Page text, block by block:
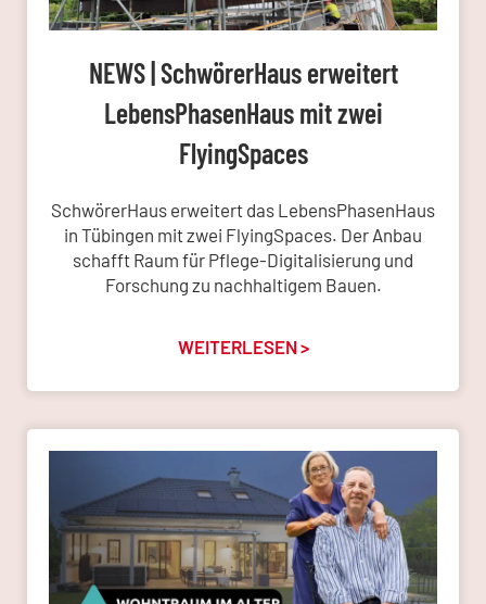
NEWS | SchwörerHaus erweitert
LebensPhasenHaus mit zwei
FlyingSpaces
SchwörerHaus erweitert das LebensPhasenHaus
in Tübingen mit zwei FlyingSpaces. Der Anbau
schafft Raum für Pflege-Digitalisierung und
Forschung zu nachhaltigem Bauen.
WEITERLESEN >